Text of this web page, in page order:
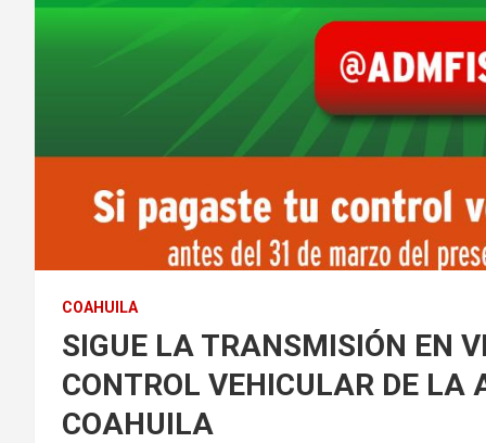
COAHUILA
SIGUE LA TRANSMISIÓN EN
CONTROL VEHICULAR DE LA
COAHUILA